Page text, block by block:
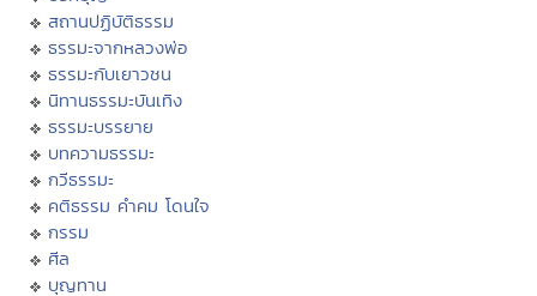
สถานปฏิบัติธรรม
ธรรมะจากหลวงพ่อ
ธรรมะกับเยาวชน
นิทานธรรมะบันเทิง
ธรรมะบรรยาย
บทความธรรมะ
กวีธรรมะ
คติธรรม คำคม โดนใจ
กรรม
ศีล
บุญทาน